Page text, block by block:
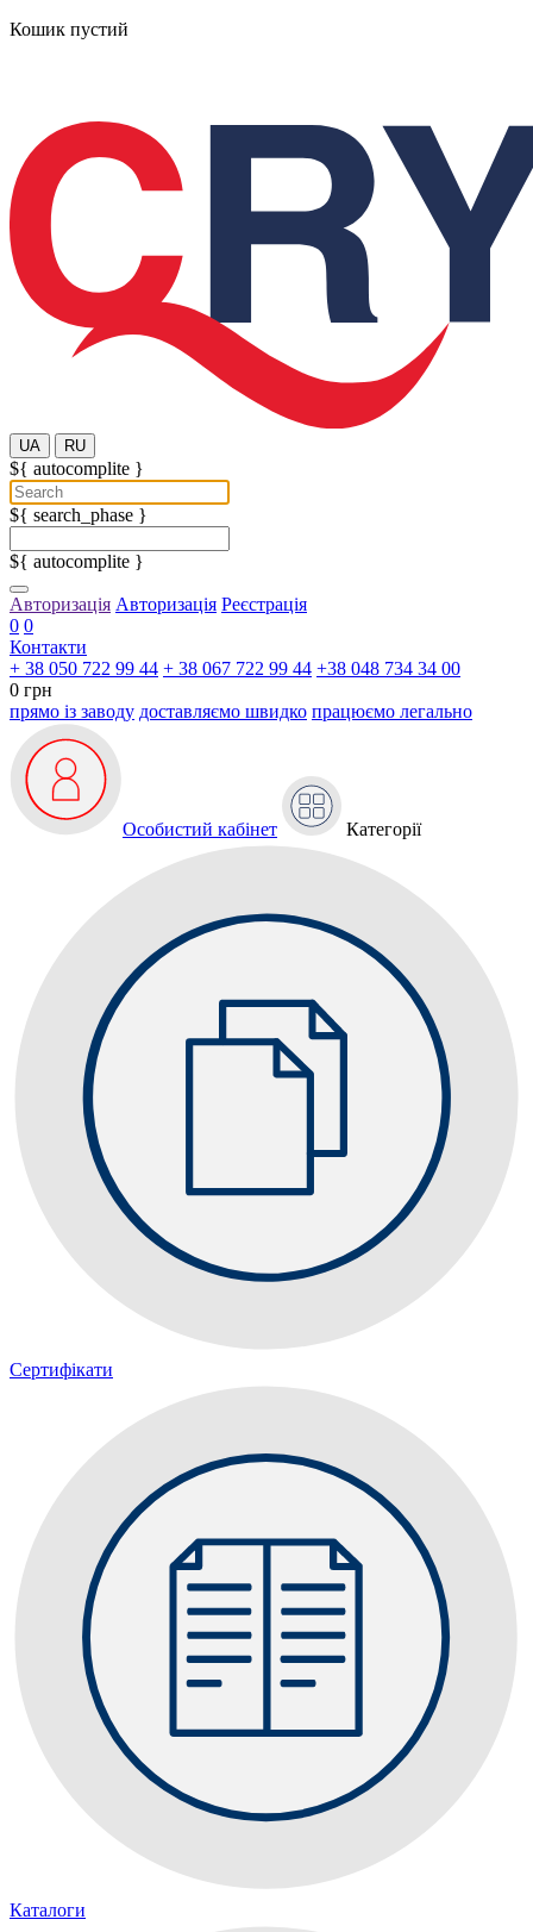
Кошик пустий
UA RU
${ autocomplite }
${ search_phase }
${ autocomplite }
Авторизація Авторизація Реєстрація
0 0
Контакти
+ 38 050 722 99 44 + 38 067 722 99 44 +38 048 734 34 00
0 грн
прямо із заводу доставляємо швидко працюємо легально
Особистий кабінет Категорії
Сертифікати
Каталоги